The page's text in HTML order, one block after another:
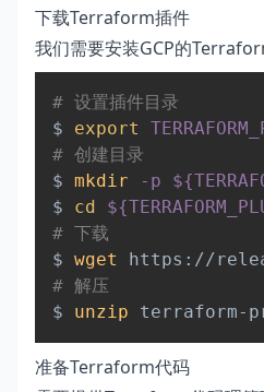
下载Terraform插件
我们需要安装GCP的
# 设置插件目录
$ export
# 创建目录
$ mkdir -p
$ cd
# 下载
$ wget
# 解压
$ unzip
准备Terraform代码